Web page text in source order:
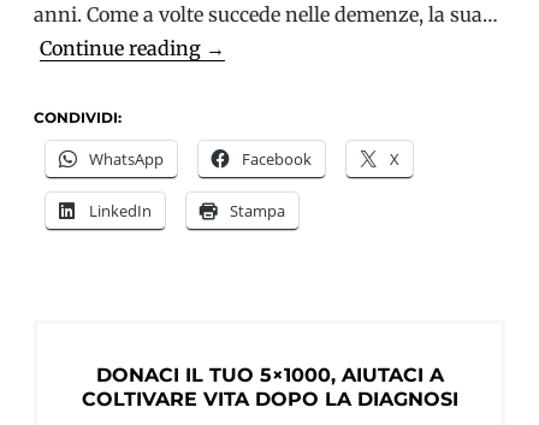
anni. Come a volte succede nelle demenze, la sua…
Continue reading Speciale
Oltre
la
diagnosi:
Clasper
→
CONDIVIDI:
WhatsApp Facebook X
LinkedIn Stampa
DONACI IL TUO 5×1000, AIUTACI A
COLTIVARE VITA DOPO LA DIAGNOSI